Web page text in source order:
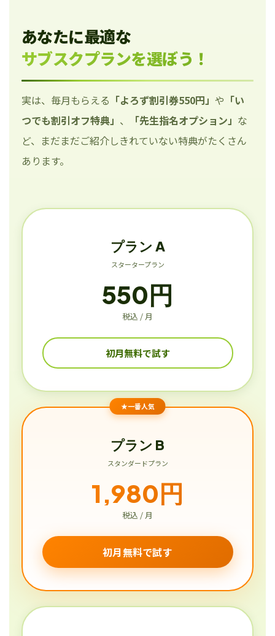
あなたに最適な
サブスクプランを選ぼう！
実は、毎月もらえる 「よろず割引券550円」 や 「い
つでも割引オフ特典」 、 「先生指名オプション」 な
ど、まだまだご紹介しきれていない特典がたくさん
あります。
プラン A
スタータープラン
550円
税込 / 月
初月無料で試す
★一番人気
プラン B
スタンダードプラン
1,980円
税込 / 月
初月無料で試す